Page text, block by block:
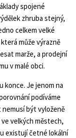
spojené
zhruba stejný,
celkem velké
může výrazně
marže, a prodejní
v malé obci.
konce. Je jenom na
podíváme
být vyloženě
velkých městech,
existují četné lokální